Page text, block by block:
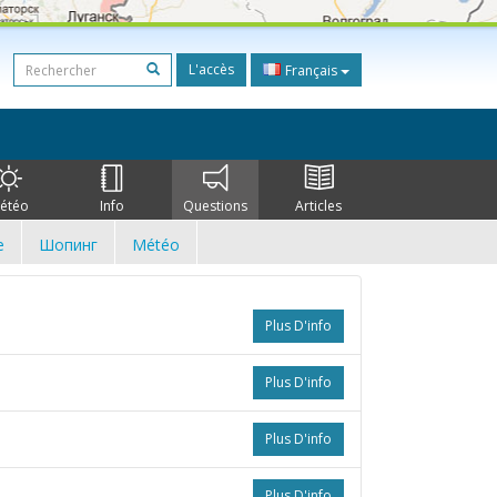
L'accès Français
Info Questions Articles
Шопинг Météo
Plus D'info
Plus D'info
Plus D'info